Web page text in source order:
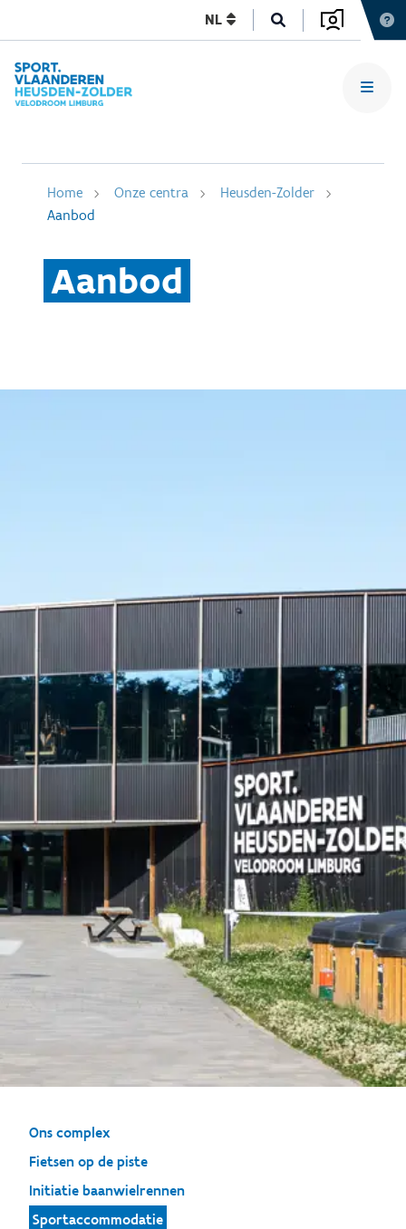
NL
Home Onze centra
Heusden-Zolder
Aanbod
Aanbod
Ons complex
Fietsen op de piste
Initiatie baanwielrennen
Sportaccommodatie